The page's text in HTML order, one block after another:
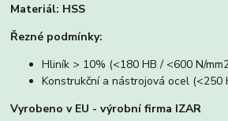
Materiál: HSS
Řezné podmínky:
Hliník > 10% (<180 HB / <600 N/
Konstrukční a nástrojová ocel (<250
Vyrobeno v EU - výrobní firma IZAR